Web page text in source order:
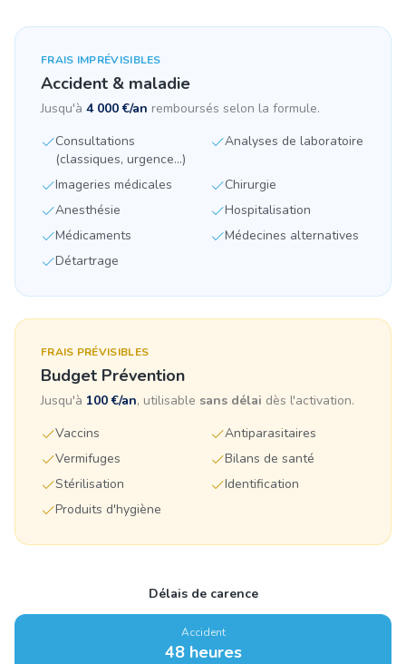
FRAIS IMPRÉVISIBLES
Accident & maladie
Jusqu'à 4 000 €/an remboursés selon la formule.
Consultations
(classiques, urgence...)
Analyses de laboratoire
Imageries médicales
Chirurgie
Anesthésie
Hospitalisation
Médicaments
Médecines alternatives
Détartrage
FRAIS PRÉVISIBLES
Budget Prévention
Jusqu'à 100 €/an, utilisable sans délai dès l'activation.
Vaccins
Antiparasitaires
Vermifuges
Bilans de santé
Stérilisation
Identification
Produits d'hygiène
Délais de carence
Accident
48 heures